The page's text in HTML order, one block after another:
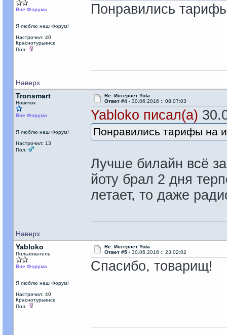
Вне Форума
Я люблю наш Форум!
Настрочил: 40
Краснотурьинск
Пол:
Понравились
Наверх
Tronsmart
Новичок
Вне Форума
Я люблю наш Форум!
Настрочил: 13
Пол:
Re: Интернет Yota
Ответ #4 - 30.06.2016 :: 08:07:03
Yabloko писал(а)
Понравились тарифы на
Лучше билайн всё
йоту брал 2 дня
летает, то даже
Наверх
Yabloko
Пользователь
Вне Форума
Я люблю наш Форум!
Настрочил: 40
Краснотурьинск
Пол:
Re: Интернет Yota
Ответ #5 - 30.06.2016 :: 23:02:02
Спасибо, товарищ!